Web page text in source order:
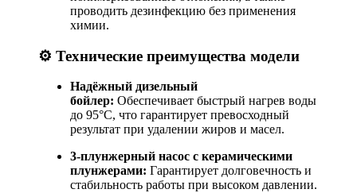
проводить дезинфекцию без применения
химии.
⚙️ Технические преимущества модели
Надёжный дизельный
бойлер: Обеспечивает быстрый нагрев воды
до 95°C, что гарантирует превосходный
результат при удалении жиров и масел.
3-плунжерный насос с керамическими
плунжерами: Гарантирует долговечность и
стабильность работы при высоком давлении.